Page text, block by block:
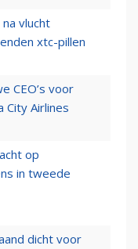
vlucht
xtc-pillen
CEO’s voor
City Airlines
op
in tweede
dicht voor